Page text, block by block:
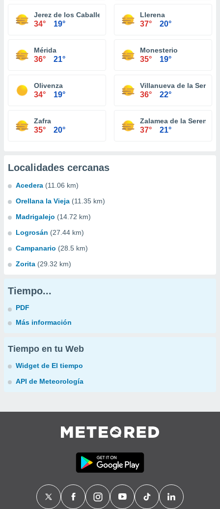
Jerez de los Caballeros
34° 19°
Llerena
37° 20°
Mérida
36° 21°
Monesterio
35° 19°
Olivenza
34° 19°
Villanueva de la Serena
36° 22°
Zafra
35° 20°
Zalamea de la Serena
37° 21°
Localidades cercanas
Acedera (11.06 km)
Orellana la Vieja (11.35 km)
Madrigalejo (14.72 km)
Logrosán (27.44 km)
Campanario (28.5 km)
Zorita (29.32 km)
Tiempo...
PDF
Más información
Tiempo en tu Web
Widget de El tiempo
API de Meteorología